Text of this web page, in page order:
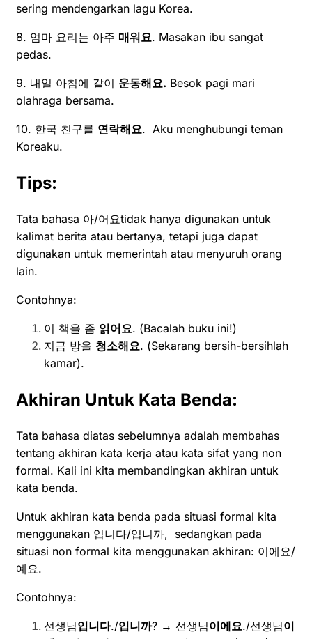
sering mendengarkan lagu Korea.
8. 엄마 요리는 아주 매워요. Masakan ibu sangat
pedas.
9. 내일 아침에 같이 운동해요. Besok pagi mari
olahraga bersama.
10. 한국 친구를 연락해요. Aku menghubungi teman
Koreaku.
Tips:
Tata bahasa 아/어요tidak hanya digunakan untuk
kalimat berita atau bertanya, tetapi juga dapat
digunakan untuk memerintah atau menyuruh orang
lain.
Contohnya:
이 책을 좀 읽어요. (Bacalah buku ini!)
지금 방을 청소해요. (Sekarang bersih-bersihlah
kamar).
Akhiran Untuk Kata Benda:
Tata bahasa diatas sebelumnya adalah membahas
tentang akhiran kata kerja atau kata sifat yang non
formal. Kali ini kita membandingkan akhiran untuk
kata benda.
Untuk akhiran kata benda pada situasi formal kita
menggunakan 입니다/입니까, sedangkan pada
situasi non formal kita menggunakan akhiran: 이에요/
예요.
Contohnya:
선생님입니다./입니까? → 선생님이에요./선생님이